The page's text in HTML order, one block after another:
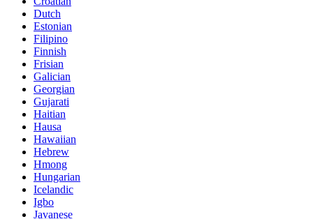
Dutch
Estonian
Filipino
Finnish
Frisian
Galician
Georgian
Gujarati
Haitian
Hausa
Hawaiian
Hebrew
Hmong
Hungarian
Icelandic
Igbo
Javanese